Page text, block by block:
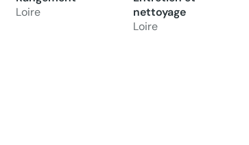
Loire
nettoyage
Loire